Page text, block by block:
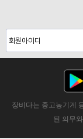
장비다는 중고농기계
된 의무